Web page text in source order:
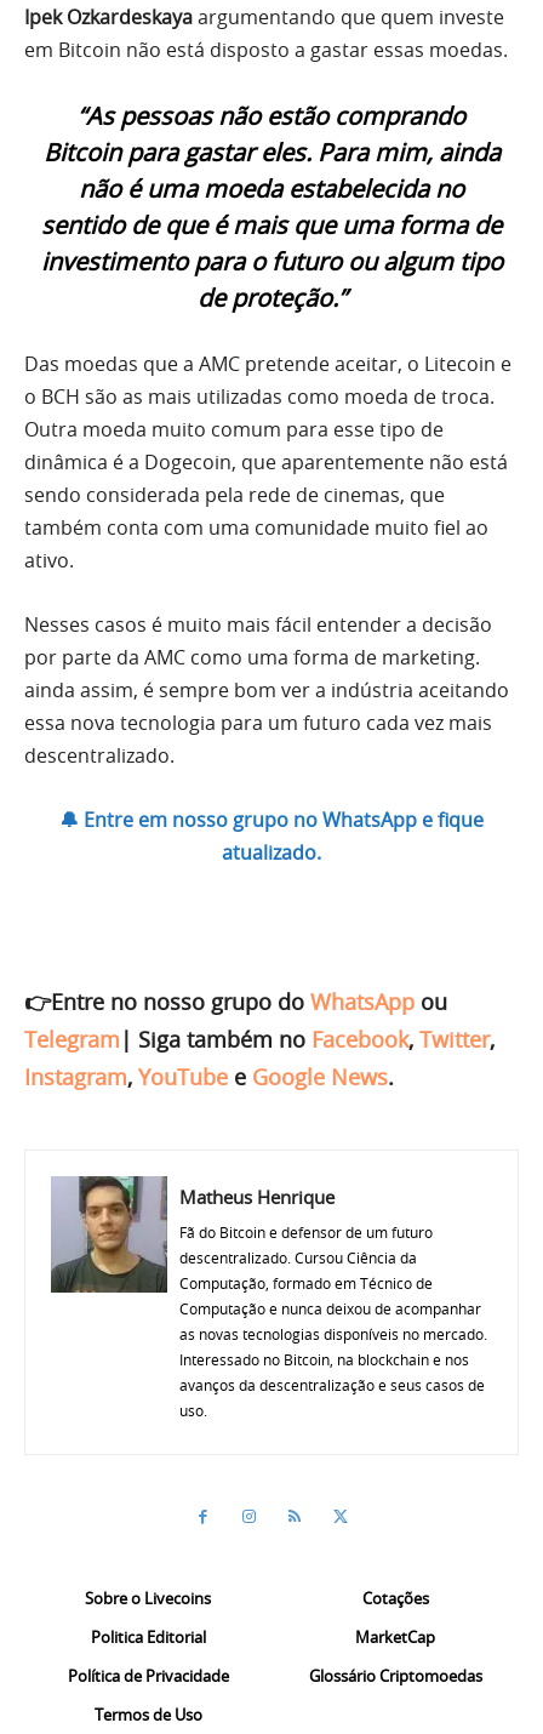
Ipek Ozkardeskayaargumentando que quem investe
em Bitcoin não está disposto a gastar essas moedas.
“As pessoas não estão comprando
Bitcoin para gastar eles. Para mim, ainda
não é uma moeda estabelecida no
sentido de que é mais que uma forma de
investimento para o futuro ou algum tipo
de proteção.”
Das moedas que a AMC pretende aceitar, o Litecoin e
o BCH são as mais utilizadas como moeda de troca.
Outra moeda muito comum para esse tipo de
dinâmica é a Dogecoin, que aparentemente não está
sendo considerada pela rede de cinemas, que
também conta com uma comunidade muito fiel ao
ativo.
Nesses casos é muito mais fácil entender a decisão
por parte da AMC como uma forma de marketing.
ainda assim, é sempre bom ver a indústria aceitando
essa nova tecnologia para um futuro cada vez mais
descentralizado.
🔔 Entre em nosso grupo no WhatsApp e fique
atualizado.
👉Entre no nosso grupo do WhatsApp ou
Telegram | Siga também no Facebook, Twitter,
Instagram, YouTube e Google News.
Matheus Henrique
Fã do Bitcoin e defensor de um futuro
descentralizado. Cursou Ciência da
Computação, formado em Técnico de
Computação e nunca deixou de acompanhar
as novas tecnologias disponíveis no mercado.
Interessado no Bitcoin, na blockchain e nos
avanços da descentralização e seus casos de
uso.
Sobre o Livecoins
Politica Editorial
Política de Privacidade
Termos de Uso
Cotações
MarketCap
Glossário Criptomoedas